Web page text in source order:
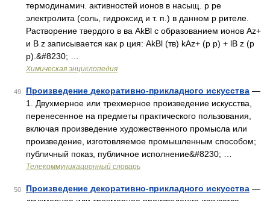
термодинамич. активностей ионов в насыщ. р ре
электролита (соль, гидроксид и т. п.) в данном р рителе.
Растворение твердого в ва AkBl с образованием ионов Az+
и В z записывается как р ция: AkBl (тв) kAz+ (р р) + lВ z (р
р).&#8230; …
Химическая энциклопедия
49 Произведение декоративно-прикладного искусства —
1. Двухмерное или трехмерное произведение искусства,
перенесенное на предметы практического пользования,
включая произведение художественного промысла или
произведение, изготовляемое промышленным способом;
публичный показ, публичное исполнение&#8230; …
Телекоммуникационный словарь
50 Произведение декоративно-прикладного искусства —